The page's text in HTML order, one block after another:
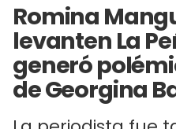
Romina
levanten La
generó
de Georgina